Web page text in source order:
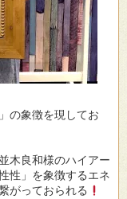
の象徴を現してお
木良和様のハイアー
性」を象徴するエネ
がっておられる